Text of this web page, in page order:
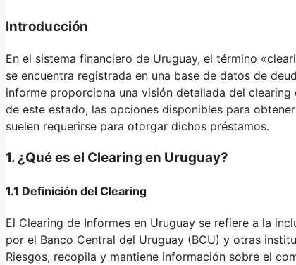
Introducción
En el sistema financiero de Uruguay, el término
se encuentra registrada en una base de datos de
informe proporciona una visión detallada del
de este estado, las opciones disponibles para
suelen requerirse para otorgar dichos préstamos.
1. ¿Qué es el Clearing en Uruguay?
1.1 Definición del Clearing
El Clearing de Informes en Uruguay se refiere a la
por el Banco Central del Uruguay (BCU) y otras
Riesgos, recopila y mantiene información sobre el